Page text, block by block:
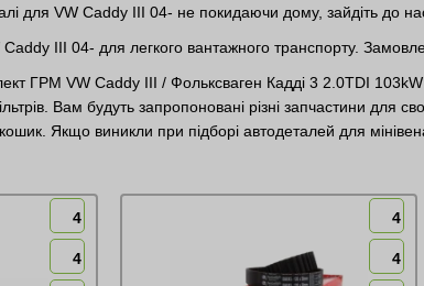
для VW Caddy III 04- не покидаючи дому, зайдіть до
Caddy III 04- для легкого вантажного транспорту.
ГРМ VW Caddy III / Фольксваген Кадді 3 2.0TDI
Вам будуть запропоновані різні запчастини для
кошик. Якщо виникли при підборі автодеталей для
4
4
4
4